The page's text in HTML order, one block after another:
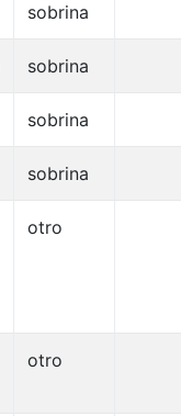
sobrina
sobrina
sobrina
sobrina
otro
otro